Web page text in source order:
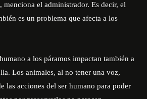
menciona el administrador. Es decir, el
es un problema que afecta a los
a los páramos impactan también a
Los animales, al no tener una voz,
las acciones del ser humano para poder